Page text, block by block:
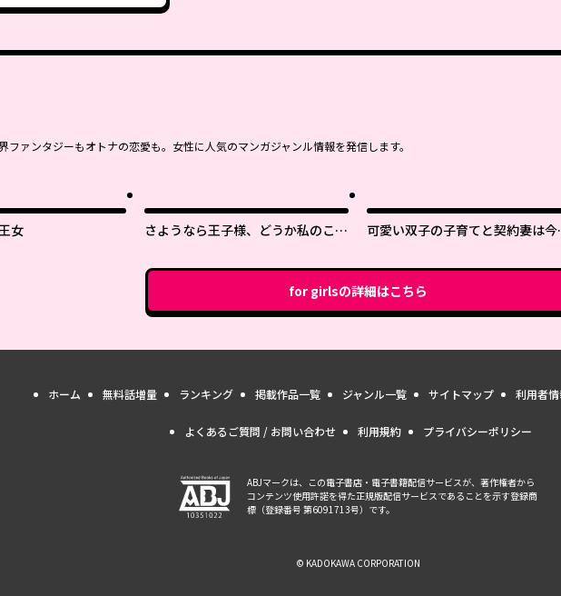
ファンタジーもオトナの恋愛も。女性に人気のマンガジャンル情報を発信します。
女
さようなら王子様、どうか私のこと
可愛い双子の子育てと契約妻は今
for girlsの詳細はこちら
ホーム 無料話増量 ランキング 掲載作品一覧 ジャンル一覧 サイトマップ 利用者
よくあるご質問 / お問い合わせ 利用規約 プライバシーポリシー
ABJマークは、この電子書店・電子書籍配信サービスが、著作権者から
コンテンツ使用許諾を得た正規版配信サービスであることを示す登録商
標（登録番号 第6091713号）です。
© KADOKAWA CORPORATION